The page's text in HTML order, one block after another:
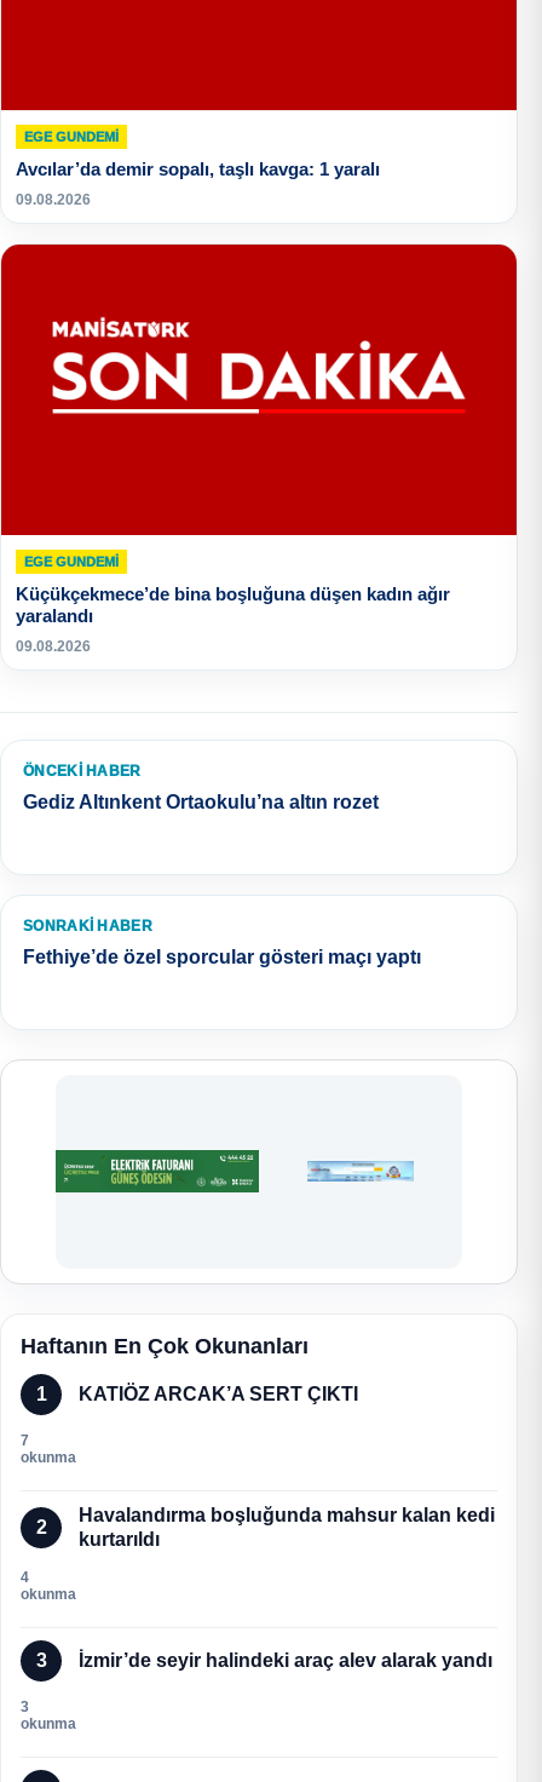
EGE GUNDEMİ
Avcılar’da demir sopalı, taşlı kavga: 1 yaralı
09.08.2026
EGE GUNDEMİ
Küçükçekmece’de bina boşluğuna düşen kadın ağır
yaralandı
09.08.2026
ÖNCEKI HABER
Gediz Altınkent Ortaokulu’na altın rozet
SONRAKI HABER
Fethiye’de özel sporcular gösteri maçı yaptı
Haftanın En Çok Okunanları
1 KATIÖZ ARCAK’A SERT ÇIKTI
7
okunma
2
Havalandırma boşluğunda mahsur kalan kedi
kurtarıldı
4
okunma
3 İzmir’de seyir halindeki araç alev alarak yandı
3
okunma